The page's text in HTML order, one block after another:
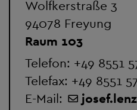
Wolfkerstraße 3
94078 Freyung
Raum 103
Telefon: +49 8551
Telefax: +49 8551
E-Mail:
josef.lenz